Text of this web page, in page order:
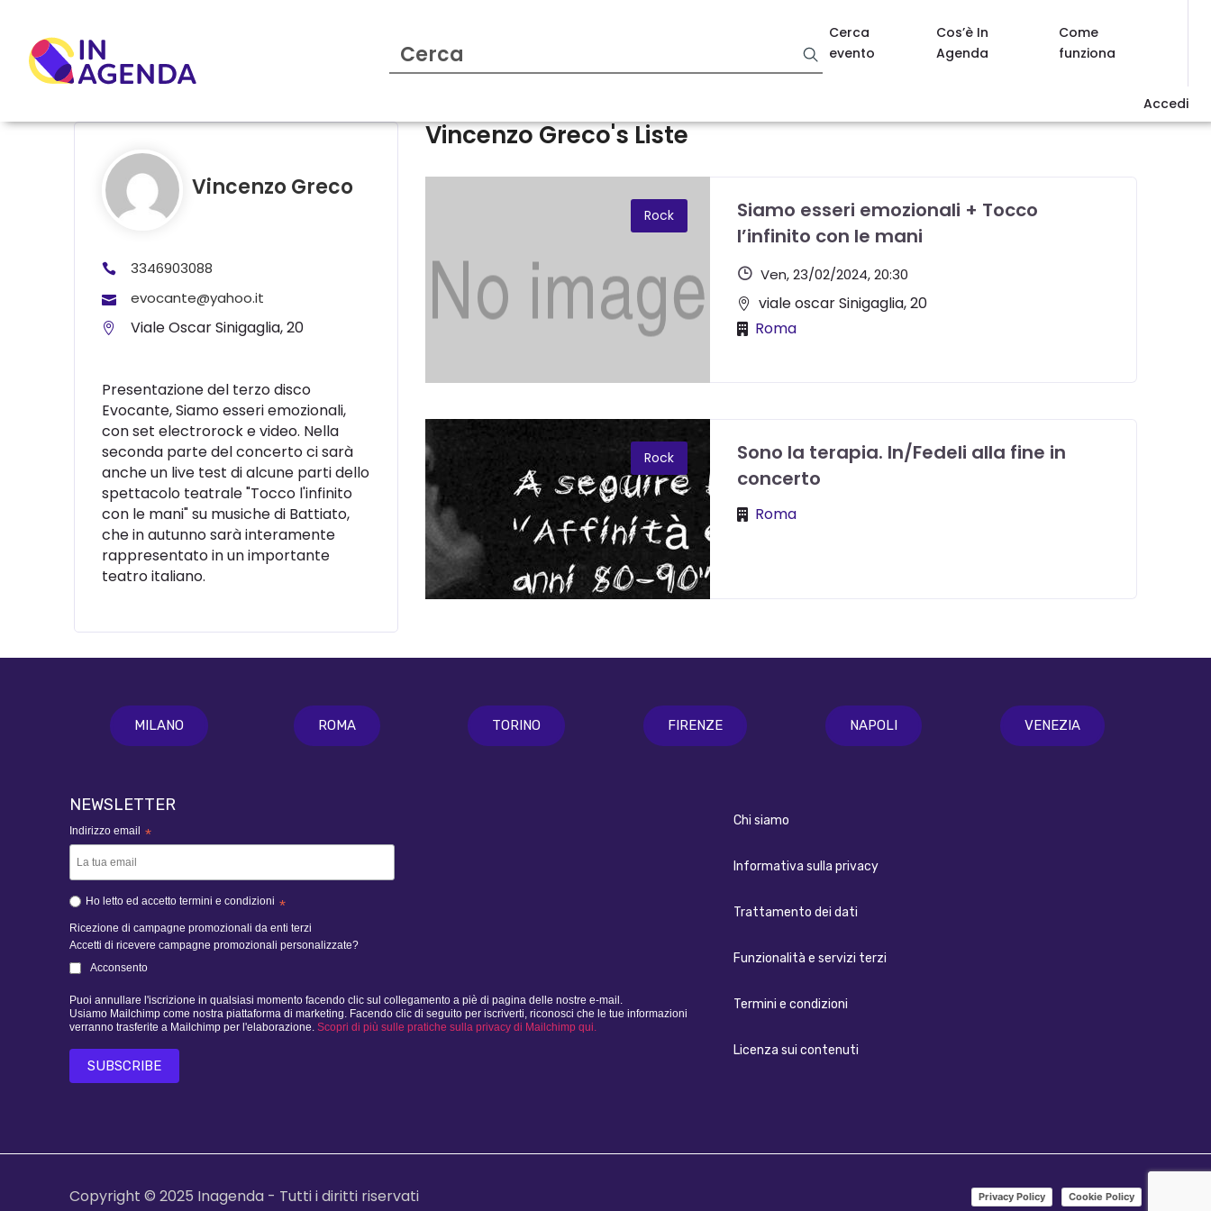
Cerca
evento
Cos’è In
Agenda
Come
funziona
Accedi
Vincenzo Greco
3346903088
evocante@yahoo.it
Viale Oscar Sinigaglia, 20
Presentazione del terzo disco
Evocante, Siamo esseri emozionali,
con set electrorock e video. Nella
seconda parte del concerto ci sarà
anche un live test di alcune parti dello
spettacolo teatrale "Tocco l'infinito
con le mani" su musiche di Battiato,
che in autunno sarà interamente
rappresentato in un importante
teatro italiano.
INVIA MAIL
Vincenzo Greco's Liste
Rock
Siamo esseri emozionali + Tocco
l’infinito con le mani
Ven, 23/02/2024, 20:30
viale oscar Sinigaglia, 20
Roma
Rock
Sono la terapia. In/Fedeli alla fine in
concerto
Roma
MILANO ROMA TORINO FIRENZE NAPOLI VENEZIA
NEWSLETTER
Indirizzo email *
Ho letto ed accetto termini e condizioni *
Ricezione di campagne promozionali da enti terzi
Accetti di ricevere campagne promozionali personalizzate?
Acconsento
Puoi annullare l'iscrizione in qualsiasi momento facendo clic sul collegamento a piè di pagina delle nostre e-mail.
Usiamo Mailchimp come nostra piattaforma di marketing. Facendo clic di seguito per iscriverti, riconosci che le tue informazioni
verranno trasferite a Mailchimp per l'elaborazione. Scopri di più sulle pratiche sulla privacy di Mailchimp qui.
Chi siamo
Informativa sulla privacy
Trattamento dei dati
Funzionalità e servizi terzi
Termini e condizioni
Licenza sui contenuti
Copyright © 2025 Inagenda - Tutti i diritti riservati Privacy Policy Cookie Policy